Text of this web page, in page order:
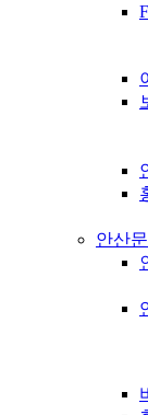
안산